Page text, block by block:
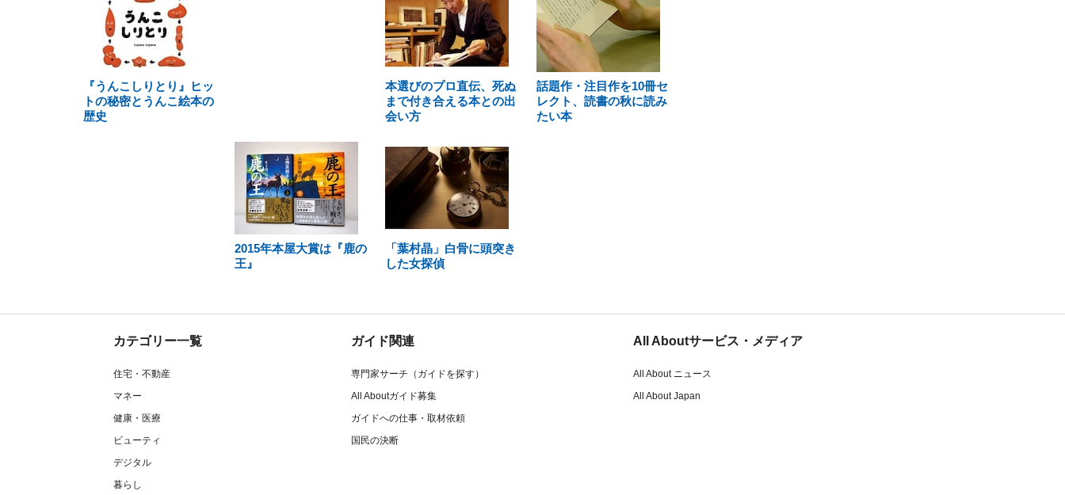
『うんこしりとり』ヒッ
トの秘密とうんこ絵本の
歴史
本選びのプロ直伝、死ぬ
まで付き合える本との出
会い方
話題作・注目作を10冊セ
レクト、読書の秋に読み
たい本
2015年本屋大賞は『鹿の
王』
「葉村晶」白骨に頭突き
した女探偵
カテゴリー一覧
住宅・不動産
マネー
健康・医療
ビューティ
デジタル
暮らし
ガイド関連
専門家サーチ（ガイドを探す）
All Aboutガイド募集
ガイドへの仕事・取材依頼
国民の決断
All Aboutサービス・メディア
All About ニュース
All About Japan